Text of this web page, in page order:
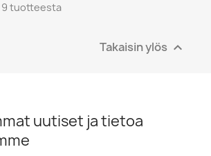
9 tuotteesta
Takaisin ylös 
uutiset ja tietoa